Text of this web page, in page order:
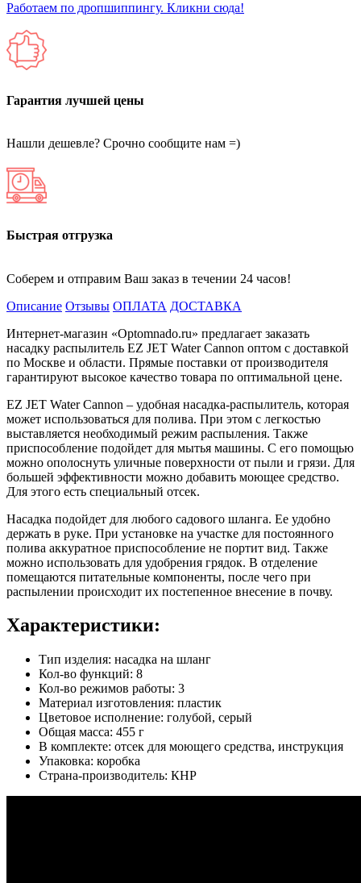
Работаем по дропшиппингу. Кликни сюда!
Гарантия лучшей цены
Нашли дешевле? Срочно сообщите нам =)
Быстрая отгрузка
Соберем и отправим Ваш заказ в течении 24 часов!
Описание Отзывы ОПЛАТА ДОСТАВКА
Интернет-магазин «Optomnado.ru» предлагает заказать
насадку распылитель EZ JET Water Cannon оптом с доставкой
по Москве и области. Прямые поставки от производителя
гарантируют высокое качество товара по оптимальной цене.
EZ JET Water Cannon – удобная насадка-распылитель, которая
может использоваться для полива. При этом с легкостью
выставляется необходимый режим распыления. Также
приспособление подойдет для мытья машины. С его помощью
можно ополоснуть уличные поверхности от пыли и грязи. Для
большей эффективности можно добавить моющее средство.
Для этого есть специальный отсек.
Насадка подойдет для любого садового шланга. Ее удобно
держать в руке. При установке на участке для постоянного
полива аккуратное приспособление не портит вид. Также
можно использовать для удобрения грядок. В отделение
помещаются питательные компоненты, после чего при
распылении происходит их постепенное внесение в почву.
Характеристики:
Тип изделия: насадка на шланг
Кол-во функций: 8
Кол-во режимов работы: 3
Материал изготовления: пластик
Цветовое исполнение: голубой, серый
Общая масса: 455 г
В комплекте: отсек для моющего средства, инструкция
Упаковка: коробка
Страна-производитель: КНР